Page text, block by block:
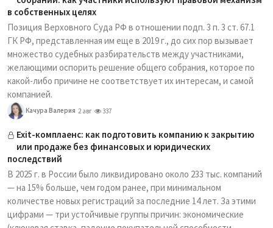
в собственных целях
Позиция Верховного Суда РФ в отношении подп. 3 п. 3 ст. 67.1
ГК РФ, представленная им еще в 2019 г., до сих пор вызывает
множество судебных разбирательств между участниками,
желающими оспорить решение общего собрания, которое по
какой-либо причине не соответствует их интересам, и самой
компанией.
Качура Валерия 2 авг 337
Exit-комплаенс: как подготовить компанию к закрытию
или продаже без финансовых и юридических
последствий
В 2025 г. в России было ликвидировано около 233 тыс. компаний
— на 15% больше, чем годом ранее, при минимальном
количестве новых регистраций за последние 14 лет. За этими
цифрами — три устойчивые группы причин: экономические